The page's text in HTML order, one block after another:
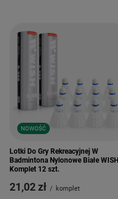
NOWOŚĆ
Lotki Do Gry Rekreacyjnej W
Badmintona Nylonowe Białe WISH
Komplet 12 szt.
21,02 zł / komplet